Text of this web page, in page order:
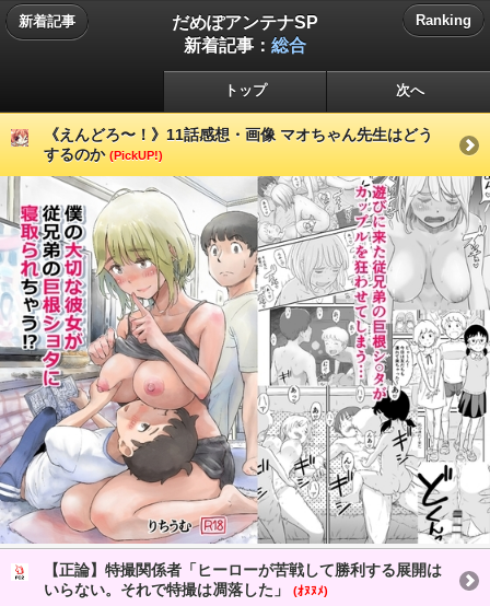
新着記事
だめぽアンテナSP
新着記事： 総合
Ranking
トップ 次へ
《えんどろ〜！》11話感想・画像 マオちゃん先生はどう
するのか (PickUP!)
【正論】特撮関係者「ヒーローが苦戦して勝利する展開は
いらない。それで特撮は凋落した」
(ｵﾇﾇﾒ)